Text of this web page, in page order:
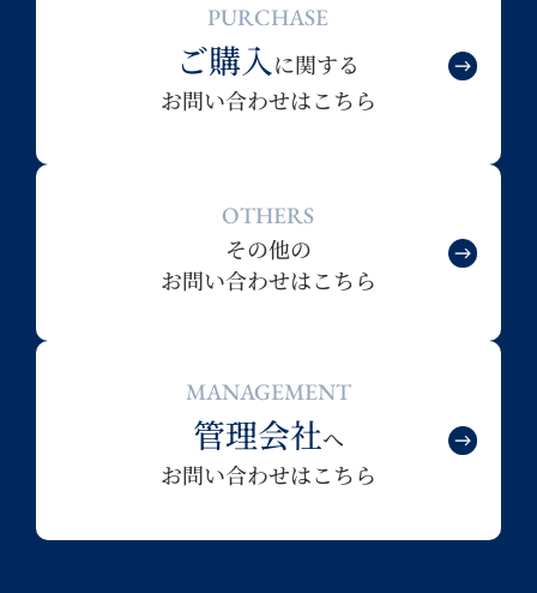
PURCHASE
ご購入に関する
お問い合わせはこちら
OTHERS
その他の
お問い合わせはこちら
MANAGEMENT
管理会社へ
お問い合わせはこちら